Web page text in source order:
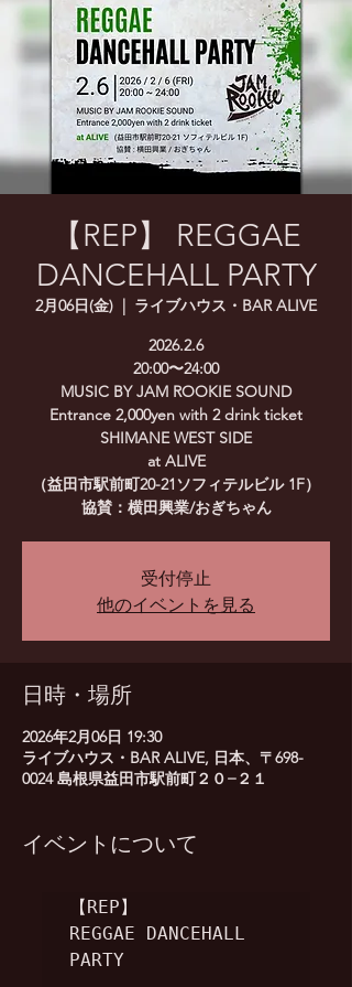
【REP】 REGGAE
DANCEHALL PARTY
2月06日(金)
  |
ライブハウス・BAR ALIVE
2026.2.6
20:00〜24:00
MUSIC BY JAM ROOKIE SOUND
Entrance 2,000yen with 2 drink ticket
SHIMANE WEST SIDE
at ALIVE
（益田市駅前町20-21ソフィテルビル 1F）
協賛：横田興業/おぎちゃん
受付停止
他のイベントを見る
日時・場所
2026年2月06日 19:30
ライブハウス・BAR ALIVE, 日本、〒698-
0024 島根県益田市駅前町２０−２１
イベントについて
【REP】
REGGAE DANCEHALL
PARTY